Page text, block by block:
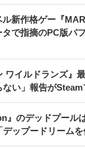
ル新作格ゲー『
タで指摘のPC版パ
ワイルドランズ』
い」報告が
』のデッドプール
ップードリーム